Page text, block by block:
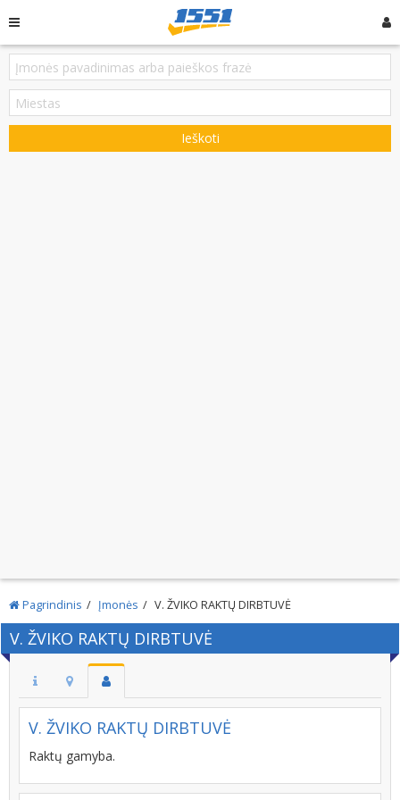
Ieškoti
Pagrindinis Įmonės V. ŽVIKO RAKTŲ DIRBTUVĖ
V. ŽVIKO RAKTŲ DIRBTUVĖ
V. ŽVIKO RAKTŲ DIRBTUVĖ
Raktų gamyba.